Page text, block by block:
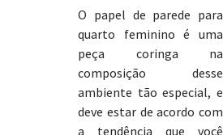
O papel de parede para
quarto feminino é uma
peça coringa na
composição desse
ambiente tão especial, e
deve estar de acordo com
a tendência que você